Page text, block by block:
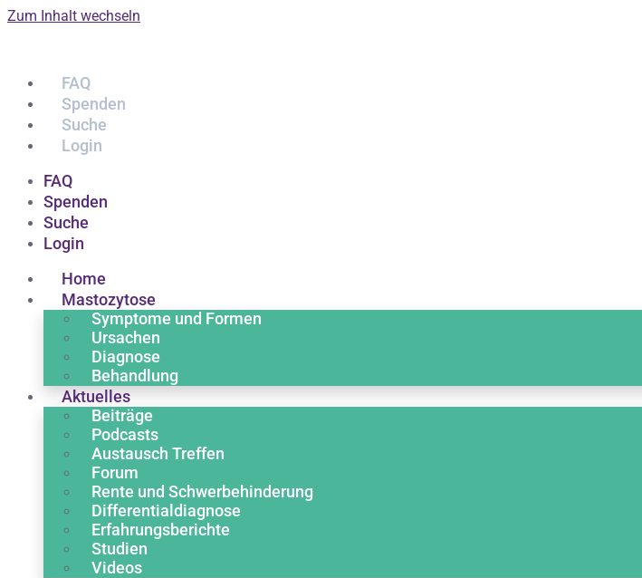
Zum Inhalt wechseln
FAQ
Spenden
Suche
Login
FAQ
Spenden
Suche
Login
Home
Mastozytose
Symptome und Formen
Ursachen
Diagnose
Behandlung
Aktuelles
Beiträge
Podcasts
Austausch Treffen
Forum
Rente und Schwerbehinderung
Differentialdiagnose
Erfahrungsberichte
Studien
Videos